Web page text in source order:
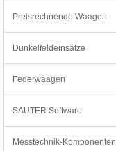
Preisrechnende Waagen
Dunkelfeldeinsätze
Federwaagen
SAUTER Software
Messtechnik-Komponenten